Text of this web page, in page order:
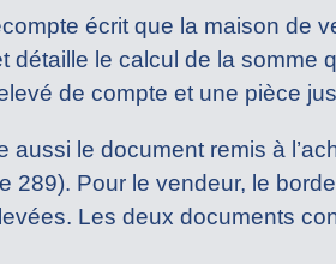
écrit que la maison de
détaille le calcul de la somme
de compte et une pièce
aussi le document remis à
289). Pour le vendeur, le
Les deux documents